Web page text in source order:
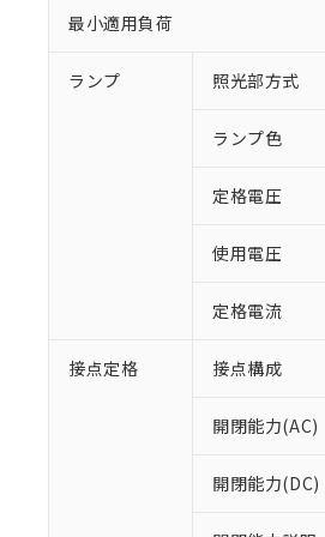
最小適用負荷
ランプ 照光部方式
ランプ色
定格電圧
使用電圧
定格電流
接点定格 接点構成
開閉能力(AC)
開閉能力(DC)